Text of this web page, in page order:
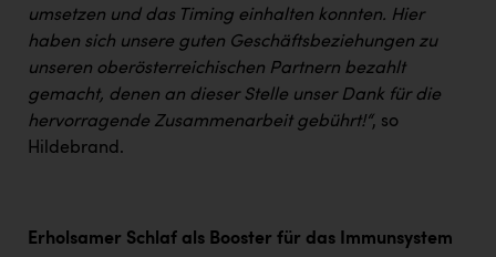
umsetzen und das Timing einhalten konnten. Hier
haben sich unsere guten Geschäftsbeziehungen zu
unseren oberösterreichischen Partnern bezahlt
gemacht, denen an dieser Stelle unser Dank für die
hervorragende Zusammenarbeit gebührt!“, so
Hildebrand.
Erholsamer Schlaf als Booster für das Immunsystem